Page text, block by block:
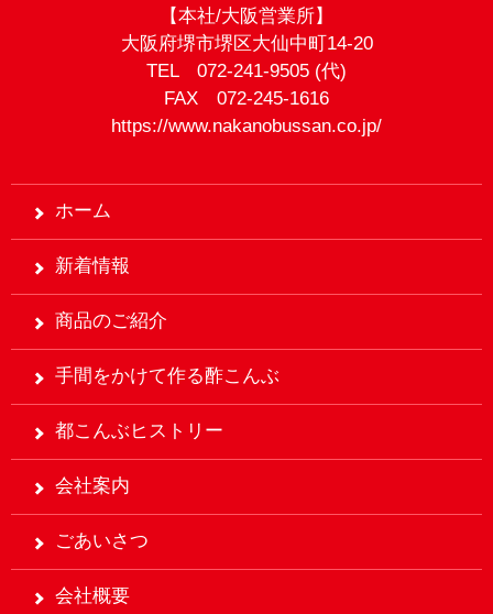
【本社/大阪営業所】
大阪府堺市堺区大仙中町14-20
TEL 072-241-9505 (代)
FAX 072-245-1616
https://www.nakanobussan.co.jp/
ホーム
新着情報
商品のご紹介
手間をかけて作る酢こんぶ
都こんぶヒストリー
会社案内
ごあいさつ
会社概要